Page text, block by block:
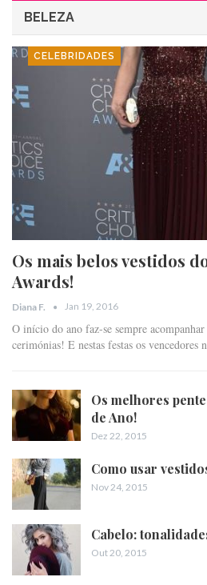
BELEZA
CELEBRIDADES
Os mais belos vestidos
Awards!
Diana F. Jan 19, 2016
O início do ano faz-se sempre acompanhar
cerimónias! E nestas festas os vencedores
Os melhores
de Ano!
Dez 22, 2015
Como usar
Nov 24, 2015
Cabelo:
Out 20, 2015